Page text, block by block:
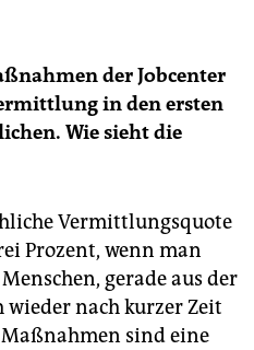
der Jobcenter
in den ersten
Wie sieht die
Vermittlungsquote
Prozent, wenn man
gerade aus der
nach kurzer Zeit
sind eine